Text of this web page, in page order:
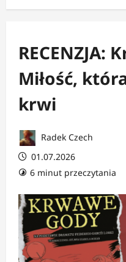
RECENZJA:
Miłość,
krwi
Radek Czech
01.07.2026
6 minut przeczytania